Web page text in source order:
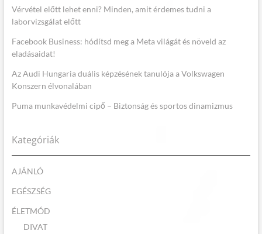
Vérvétel előtt lehet enni? Minden, amit érdemes tudni a
laborvizsgálat előtt
Facebook Business: hódítsd meg a Meta világát és növeld az
eladásaidat!
Az Audi Hungaria duális képzésének tanulója a Volkswagen
Konszern élvonalában
Puma munkavédelmi cipő – Biztonság és sportos dinamizmus
Kategóriák
AJÁNLÓ
EGÉSZSÉG
ÉLETMÓD
DIVAT